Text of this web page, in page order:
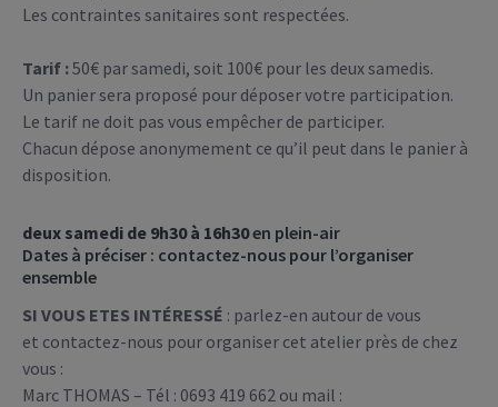
Les contraintes sanitaires sont respectées.
Tarif :50€ par samedi, soit 100€ pour les deux samedis.
Un panier sera proposé pour déposer votre participation.
Le tarif ne doit pas vous empêcher de participer.
Chacun dépose anonymement ce qu’il peut dans le panier à
disposition.
deux samedi de 9h30 à 16h30en plein-air
Dates à préciser : contactez-nous pour l’organiser
ensemble
SI VOUS ETES INTÉRESSÉ : parlez-en autour de vous
et contactez-nous pour organiser cet atelier près de chez
vous :
Marc THOMAS – Tél : 0693 419 662 ou mail :